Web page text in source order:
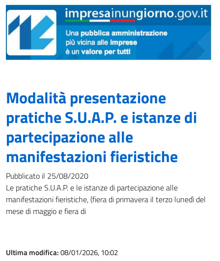
Modalità presentazione
pratiche S.U.A.P. e istanze di
partecipazione alle
manifestazioni fieristiche
Pubblicato il 25/08/2020
Le pratiche S.U.A.P. e le istanze di partecipazione alle
manifestazioni fieristiche, (fiera di primavera il terzo lunedì del
mese di maggio e fiera di
Ultima modifica:08/01/2026, 10:02